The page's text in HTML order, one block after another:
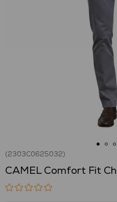
(2303C0625032)
CAMEL Comfort Fit